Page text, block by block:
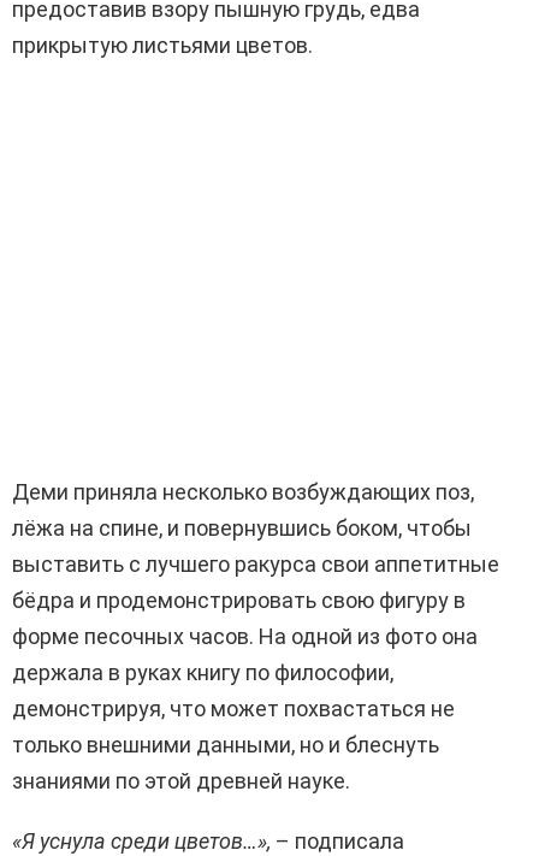
предоставив взору пышную грудь, едва
прикрытую листьями цветов.
Деми приняла несколько возбуждающих поз,
лёжа на спине, и повернувшись боком, чтобы
выставить с лучшего ракурса свои аппетитные
бёдра и продемонстрировать свою фигуру в
форме песочных часов. На одной из фото она
держала в руках книгу по философии,
демонстрируя, что может похвастаться не
только внешними данными, но и блеснуть
знаниями по этой древней науке.
«Я уснула среди цветов…», – подписала